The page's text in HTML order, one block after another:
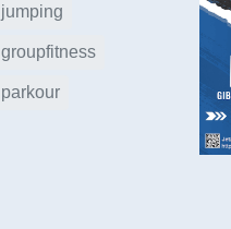
jumping
groupfitness
parkour